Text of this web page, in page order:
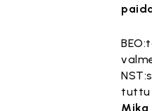
tuttu
Mika